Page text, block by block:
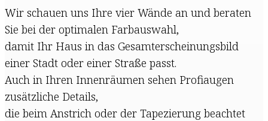
Wir schauen uns Ihre vier Wände an und beraten
Sie bei der optimalen Farbauswahl,
damit Ihr Haus in das Gesamterscheinungsbild
einer Stadt oder einer Straße passt.
Auch in Ihren Innenräumen sehen Profiaugen
zusätzliche Details,
die beim Anstrich oder der Tapezierung beachtet